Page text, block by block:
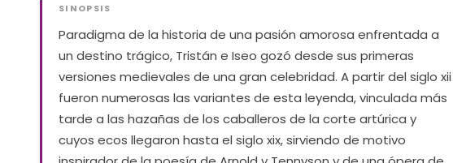
SINOPSIS
Paradigma de la historia de una pasión amorosa enfrentada a
un destino trágico, Tristán e Iseo gozó desde sus primeras
versiones medievales de una gran celebridad. A partir del siglo xii
fueron numerosas las variantes de esta leyenda, vinculada más
tarde a las hazañas de los caballeros de la corte artúrica y
cuyos ecos llegaron hasta el siglo xix, sirviendo de motivo